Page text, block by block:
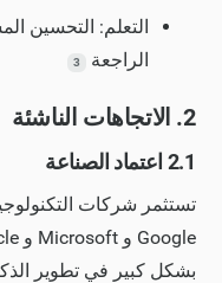
التعلم: التحسين
الراجعة
3
2. الاتجاهات الناشئة
2.1 اعتماد الصناعة
بشكل كبير في تطوير